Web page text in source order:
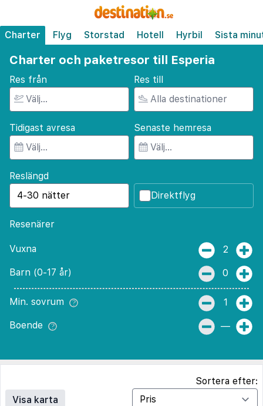
Charter Flyg Storstad Hotell Hyrbil Sista
Charter och paketresor till Esperia
Res från Res till
Tidigast avresa Senaste hemresa
Reslängd
Direktflyg
Resenärer
Vuxna 2
Barn (0-17 år) 0
Min. sovrum 1
Boende —
Visa karta
Sortera efter: